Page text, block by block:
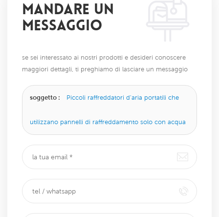
MANDARE UN
MESSAGGIO
se sei interessato ai nostri prodotti e desideri conoscere
maggiori dettagli, ti preghiamo di lasciare un messaggio
soggetto : Piccoli raffreddatori d'aria portatili che
utilizzano pannelli di raffreddamento solo con acqua